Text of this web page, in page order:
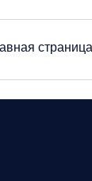
страница